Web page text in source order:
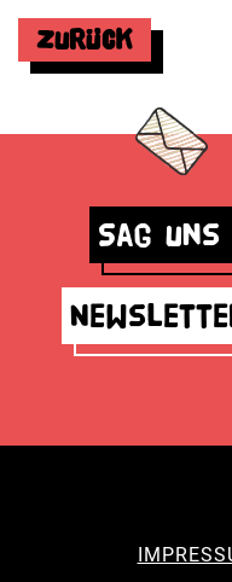
Zurück
Sag uns